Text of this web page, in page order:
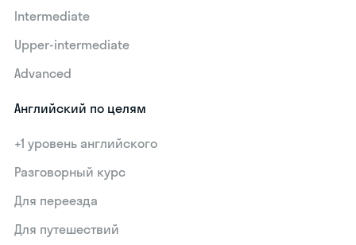
Intermediate
Upper-intermediate
Advanced
Английский по целям
+1 уровень английского
Разговорный курс
Для переезда
Для путешествий